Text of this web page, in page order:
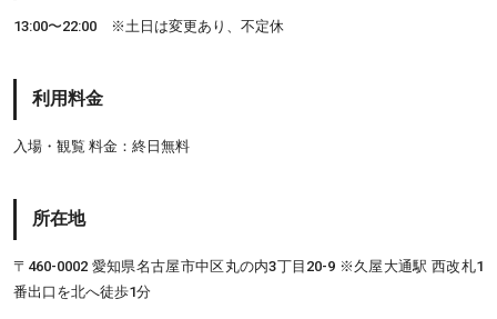
13:00〜22:00 ※土日は変更あり、不定休
利用料金
入場・観覧 料金：終日無料
所在地
〒460-0002 愛知県名古屋市中区丸の内3丁目20-9 ※久屋大通駅 西改札1
番出口を北へ徒歩1分